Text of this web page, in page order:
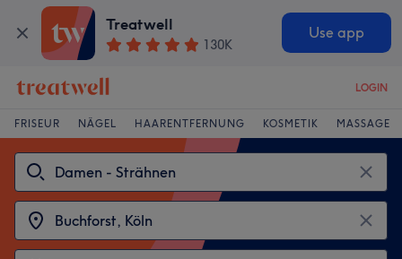
Treatwell
130K
Use app
LOGIN
FRISEUR NÄGEL HAARENTFERNUNG KOSMETIK MASSAGE